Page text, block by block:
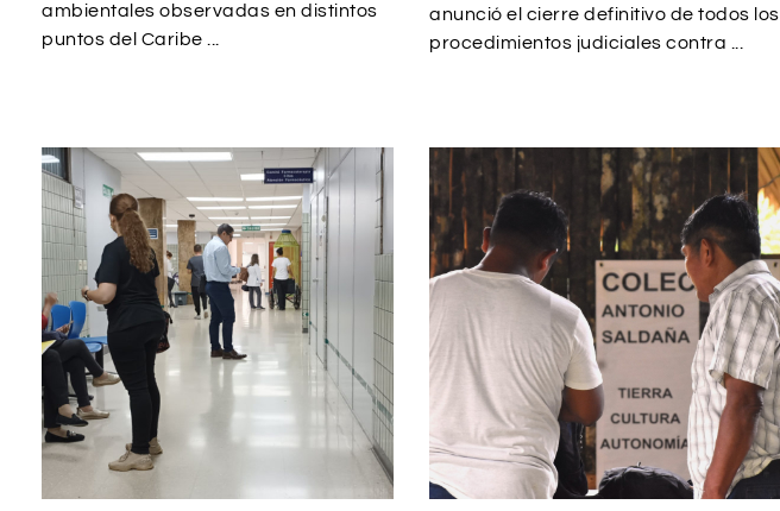
ambientales observadas en distintos
puntos del Caribe ...
anunció el cierre definitivo de todos los
procedimientos judiciales contra ...